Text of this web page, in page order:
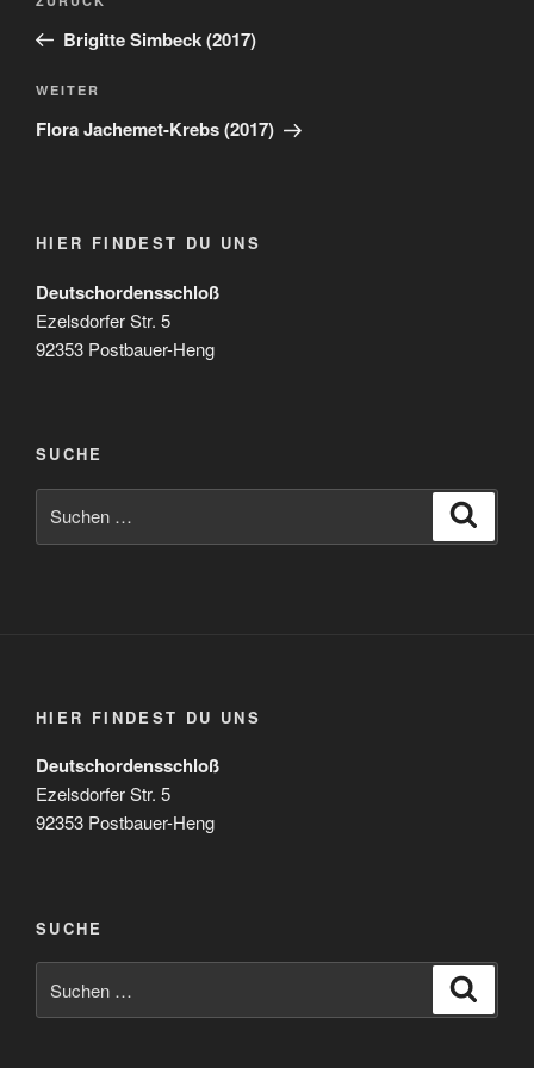
BeitragBrigitte Simbeck (2017)
Nächster
Beitrag
WEITER
Flora Jachemet-Krebs (2017)
HIER FINDEST DU UNS
Deutschordensschloß
Ezelsdorfer Str. 5
92353 Postbauer-Heng
SUCHE
nach:
HIER FINDEST DU UNS
Deutschordensschloß
Ezelsdorfer Str. 5
92353 Postbauer-Heng
SUCHE
nach: